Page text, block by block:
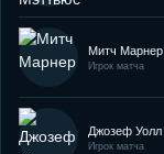
Митч Марнер
Игрок матча
Джозеф Уолл
Игрок матча